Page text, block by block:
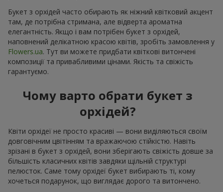
Букет з орхідей часто обирають як ніжний квітковий акцент
там, де потрібна стримана, але відверта ароматна
елегантність. Якщо і вам потрібен букет з орхідей,
наповнений делікатною красою квітів, зробіть замовлення у
Flowers.ua. Тут ви можете придбати квіткові витончені
композиції та привабливими цінами. Якість та свіжість
гарантуємо.
Чому варто обрати букет з
орхідей?
Квіти орхідеї не просто красиві — вони виділяються своїм
довговічним цвітінням та вражаючою стійкістю. Навіть
зрізані в букет з орхідей, вони зберігають свіжість довше за
більшість класичних квітів завдяки щільній структурі
пелюсток. Саме тому орхідеї букет вибирають ті, кому
хочеться подарунок, що виглядає дорого та витончено.